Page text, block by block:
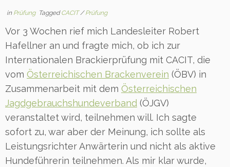
in Prüfung TaggedCACIT/Prüfung
Vor 3 Wochen rief mich Landesleiter Robert
Hafellner an und fragte mich, ob ich zur
Internationalen Brackierprüfung mit CACIT, die
vom Österreichischen Brackenverein (ÖBV) in
Zusammenarbeit mit dem Österreichischen
Jagdgebrauchshundeverband (ÖJGV)
veranstaltet wird, teilnehmen will. Ich sagte
sofort zu, war aber der Meinung, ich sollte als
Leistungsrichter Anwärterin und nicht als aktive
Hundeführerin teilnehmen. Als mir klar wurde,